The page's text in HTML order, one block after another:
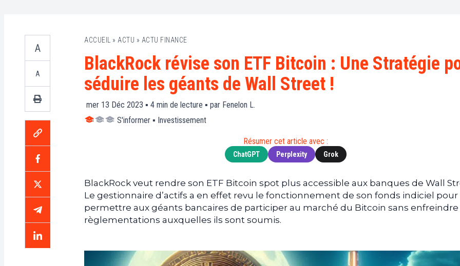
Actu
Web3
Actu
XRP
(XRP)
Cardano
A
A
ACCUEIL » ACTU » ACTU FINANCE
BlackRock révise son ETF Bitcoin : Une Stratégie
séduire les géants de Wall Street !
mer 13 Déc 2023 ▪ 4 min de lecture ▪ par Fenelon L.
S'informer ▪ Investissement
Résumer cet article avec :
ChatGPT Perplexity Grok
BlackRock veut rendre son ETF Bitcoin spot plus accessible aux banques de Wall
Le gestionnaire d’actifs a en effet revu le fonctionnement de son fonds indiciel pour
permettre aux géants bancaires de participer au marché du Bitcoin sans enfreindre
règlementations auxquelles ils sont soumis.